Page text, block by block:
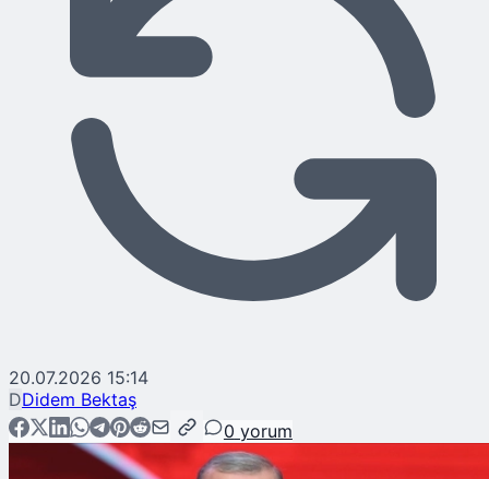
20.07.2026 15:14
DDidem Bektaş
0 yorum